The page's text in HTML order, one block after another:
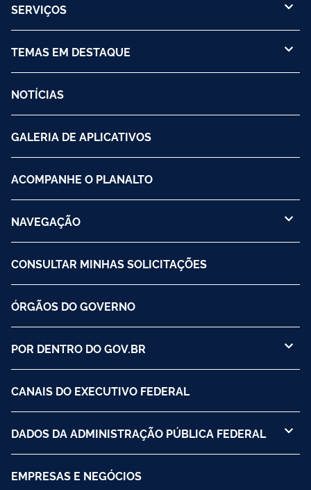
SERVIÇOS
TEMAS EM DESTAQUE
NOTÍCIAS
GALERIA DE APLICATIVOS
ACOMPANHE O PLANALTO
NAVEGAÇÃO
CONSULTAR MINHAS SOLICITAÇÕES
ÓRGÃOS DO GOVERNO
POR DENTRO DO GOV.BR
CANAIS DO EXECUTIVO FEDERAL
DADOS DA ADMINISTRAÇÃO PÚBLICA FEDERAL
EMPRESAS E NEGÓCIOS